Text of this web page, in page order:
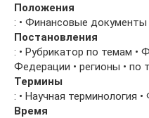
Положения
: • Финансовые документы
Постановления
: • Рубрикатор по темам •
Федерации • регионы •
Термины
: • Научная терминология
Время